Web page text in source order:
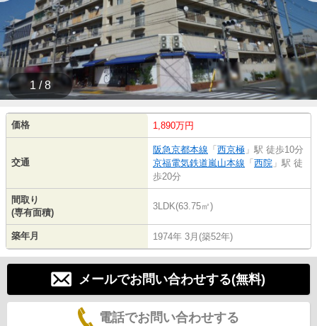
1 / 8
価格 1,890万円
交通
阪急京都本線 「 西京極 」駅 徒歩10分
京福電気鉄道嵐山本線 「 西院 」駅 徒
歩20分
間取り
(専有面積)
3LDK(63.75㎡)
築年月 1974年 3月(築52年)
メールでお問い合わせする(無料)
電話でお問い合わせする